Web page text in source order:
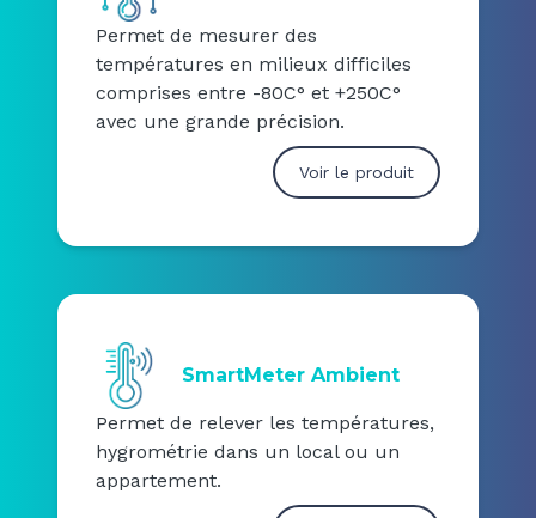
Permet de mesurer des
températures en milieux difficiles
comprises entre -80C° et +250C°
avec une grande précision.
Voir le produit
SmartMeter Ambient
Permet de relever les températures,
hygrométrie dans un local ou un
appartement.